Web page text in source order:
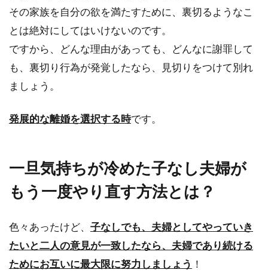
その家族を自分の欲を満たすために、裏切るようなこ
とは絶対にしてはいけないのです。
ですから、どんな理由があっても、どんなに謝罪して
も、裏切り行為が発覚したなら、見切りをつけて別れ
ましょう。
発展的な離婚を選択する時です。
一旦気持ちが冷めた子なし夫婦が
もう一度やり直す方法とは？
色々あったけど、 子なしでも、夫婦としてやっていき
たいと二人の意見が一致したなら、夫婦であり続ける
ためにお互いに最大限に努力しましょう ！